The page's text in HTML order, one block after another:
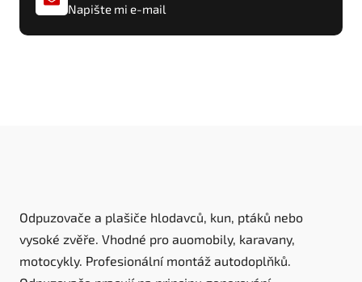
Napište mi e-mail
Odpuzovače a plašiče hlodavců, kun, ptáků nebo
vysoké zvěře. Vhodné pro auomobily, karavany,
motocykly. Profesionální montáž autodoplňků.